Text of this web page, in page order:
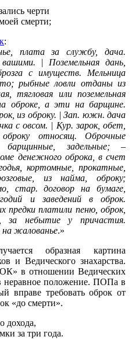
черти
смерти;
:
плата за службу, дача.
| Поземельная дань,
с имуществ. Мельница
рыбные ловли отданы из
тягловая или поземельная
оброке, а эти на барщине.
из оброку. | Зап. южн. дача
с овсом. | Кур. зарок, обет,
относящ. Оброчные
барщинные, задельные; –
денежного оброка, в счет
кортомные, прокатные,
из найма, оброку;
стар. договор на бумаге,
и заведений в оброк.
предки платили пеню, оброк,
за небытие у причастия.
жалованье.»
образная картина
и Ведического знахарства.
в отношении Ведических
неравное положение. ПОПа в
вправе требовать оброк от
«до смерти».
дохода,
за три года.